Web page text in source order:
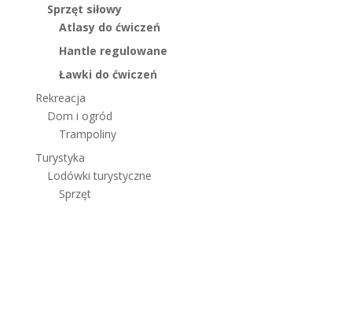
Sprzęt siłowy
Atlasy do ćwiczeń
Hantle regulowane
Ławki do ćwiczeń
Rekreacja
Dom i ogród
Trampoliny
Turystyka
Lodówki turystyczne
Sprzęt